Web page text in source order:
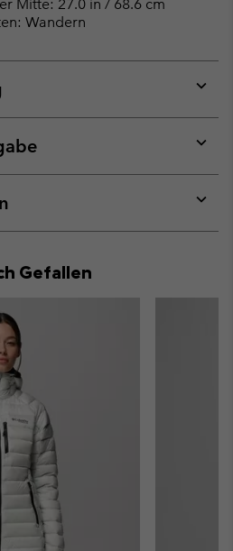
Mitte: 27.0 in / 68.6 cm
Wandern
or
or
or
Gefallen